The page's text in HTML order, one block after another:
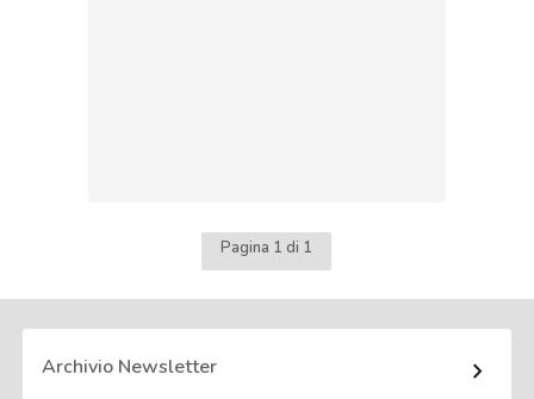
Pagina 1 di 1
Archivio Newsletter